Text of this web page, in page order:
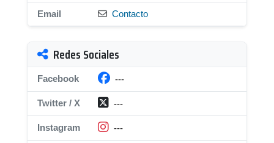
Email Contacto
Redes Sociales
Facebook ---
Twitter / X ---
Instagram ---